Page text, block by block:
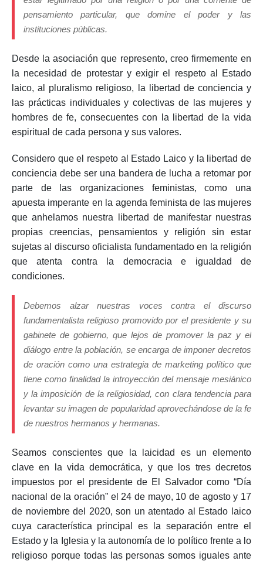
pensamiento particular, que domine el poder y las
instituciones públicas.
Desde la asociación que represento, creo firmemente en
la necesidad de protestar y exigir el respeto al Estado
laico, al pluralismo religioso, la libertad de conciencia y
las prácticas individuales y colectivas de las mujeres y
hombres de fe, consecuentes con la libertad de la vida
espiritual de cada persona y sus valores.
Considero que el respeto al Estado Laico y la libertad de
conciencia debe ser una bandera de lucha a retomar por
parte de las organizaciones feministas, como una
apuesta imperante en la agenda feminista de las mujeres
que anhelamos nuestra libertad de manifestar nuestras
propias creencias, pensamientos y religión sin estar
sujetas al discurso oficialista fundamentado en la religión
que atenta contra la democracia e igualdad de
condiciones.
Debemos alzar nuestras voces contra el discurso
fundamentalista religioso promovido por el presidente y su
gabinete de gobierno, que lejos de promover la paz y el
diálogo entre la población, se encarga de imponer decretos
de oración como una estrategia de marketing político que
tiene como finalidad la introyección del mensaje mesiánico
y la imposición de la religiosidad, con clara tendencia para
levantar su imagen de popularidad aprovechándose de la fe
de nuestros hermanos y hermanas.
Seamos conscientes que la laicidad es un elemento
clave en la vida democrática, y que los tres decretos
impuestos por el presidente de El Salvador como “Día
nacional de la oración” el 24 de mayo, 10 de agosto y 17
de noviembre del 2020, son un atentado al Estado laico
cuya característica principal es la separación entre el
Estado y la Iglesia y la autonomía de lo político frente a lo
religioso porque todas las personas somos iguales ante